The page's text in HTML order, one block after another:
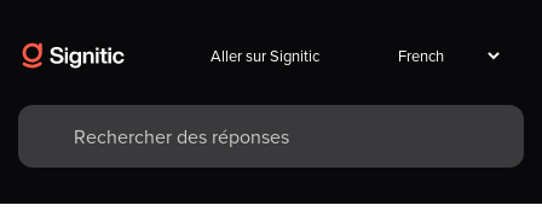
Aller sur Signitic